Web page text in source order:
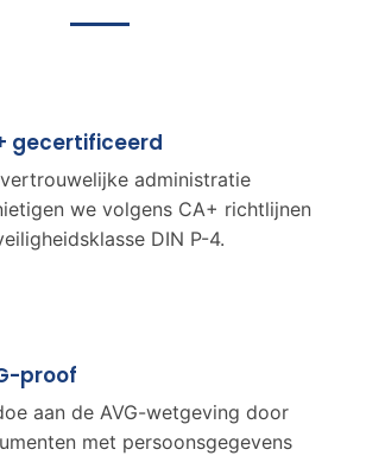
gecertificeerd
administratie
we volgens CA+ richtlijnen
DIN P-4.
proof
aan de AVG-wetgeving door
met persoonsgegevens